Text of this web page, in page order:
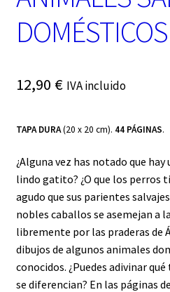
DOMÉSTICOS
12,90 € IVA incluido
TAPA DURA(20 x 20 cm). 44 PÁGINAS.
¿Alguna vez has notado que
lindo gatito? ¿O que los perros
agudo que sus parientes
nobles caballos se asemejan a
libremente por las praderas de
dibujos de algunos animales
conocidos. ¿Puedes adivinar
se diferencian? En las páginas